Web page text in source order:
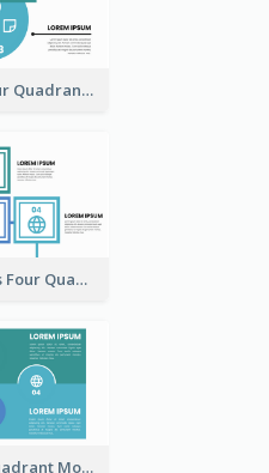
Swirl Shape Four Quadrant Model
Squares & Lines Four Quadrant Model
Puzzles Four Quadrant Model